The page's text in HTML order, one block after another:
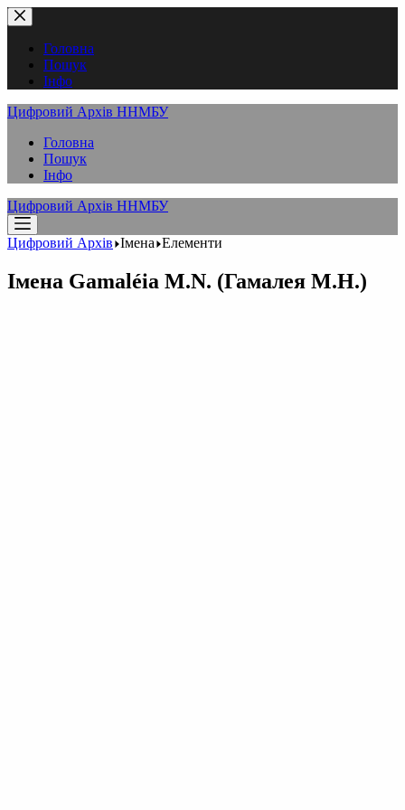
Перейти
до
вмістуГоловна
Пошук
Інфо
Цифровий Архів ННМБУ
Головна
Пошук
Інфо
Цифровий Архів ННМБУ
Цифровий Архів Імена Елементи
Імена Gamaléia M.N. (Гамалея М.Н.)